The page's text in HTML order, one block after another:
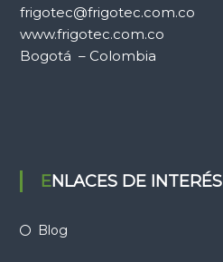
frigotec@frigotec.com.co
www.frigotec.com.co
Bogotá – Colombia
ENLACES DE INTERÉS
Blog